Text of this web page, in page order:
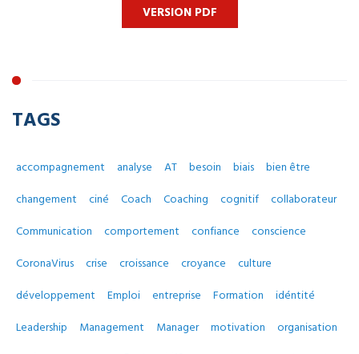
VERSION PDF
TAGS
accompagnement analyse AT besoin biais
bien être
changement
ciné Coach Coaching cognitif
collaborateur
Communication
comportement confiance
conscience
CoronaVirus
crise croissance croyance
culture
développement
Emploi entreprise Formation
idéntité
Leadership
Management Manager motivation
organisation